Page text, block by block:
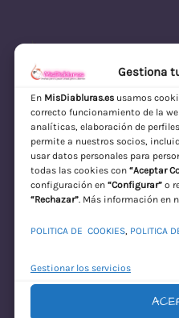
Gestiona
En MisDiabluras.esusamos
correcto funcionamiento de la
analíticas, elaboración de
permite a nuestros socios,
usar datos personales para
todas las cookies con “Aceptar
configuración en “Configurar”o
“Rechazar”. Más información en
POLITICA DE COOKIES, POLITICA
Gestionar los servicios
MisDiabluras |
Discreto en España
Acceder